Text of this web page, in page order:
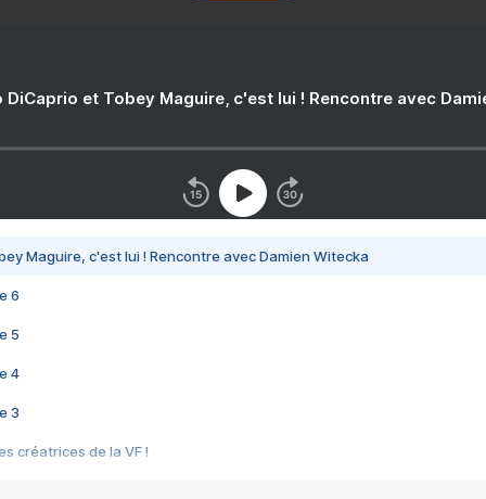
DiCaprio et Tobey Maguire, c'est lui ! Rencontre avec
Maguire, c'est lui ! Rencontre avec Damien Witecka
6
5
4
3
créatrices de la VF !